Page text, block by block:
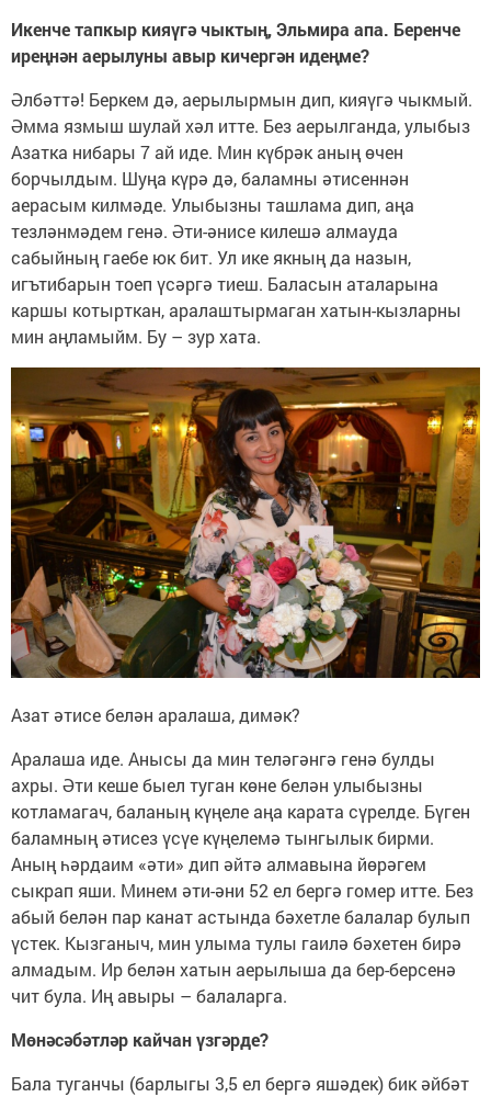
Икенче тапкыр кияүгә чыктың, Эльмира апа. Беренче
иреңнән аерылуны авыр кичергән идеңме?
Әлбәттә! Беркем дә, аерылырмын дип, кияүгә чыкмый.
Әмма язмыш шулай хәл итте. Без аерылганда, улыбыз
Азатка нибары 7 ай иде. Мин күбрәк аның өчен
борчылдым. Шуңа күрә дә, баламны әтисеннән
аерасым килмәде. Улыбызны ташлама дип, аңа
тезләнмәдем генә. Әти-әнисе килешә алмауда
сабыйның гаебе юк бит. Ул ике якның да назын,
игътибарын тоеп үсәргә тиеш. Баласын аталарына
каршы котырткан, аралаштырмаган хатын-кызларны
мин аңламыйм. Бу – зур хата.
Азат әтисе белән аралаша, димәк?
Аралаша иде. Анысы да мин теләгәнгә генә булды
ахры. Әти кеше быел туган көне белән улыбызны
котламагач, баланың күңеле аңа карата сүрелде. Бүген
баламның әтисез үсүе күңелемә тынгылык бирми.
Аның һәрдаим «әти» дип әйтә алмавына йөрәгем
сыкрап яши. Минем әти-әни 52 ел бергә гомер итте. Без
абый белән пар канат астында бәхетле балалар булып
үстек. Кызганыч, мин улыма тулы гаилә бәхетен бирә
алмадым. Ир белән хатын аерылыша да бер-берсенә
чит була. Иң авыры – балаларга.
Мөнәсәбәтләр кайчан үзгәрде?
Бала туганчы (барлыгы 3,5 ел бергә яшәдек) бик әйбәт